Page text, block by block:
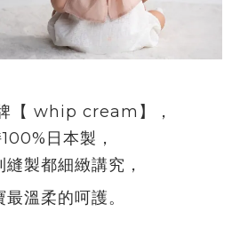
【 whip cream】
，
日本製，
縫製都細緻講究，
溫柔的呵護。